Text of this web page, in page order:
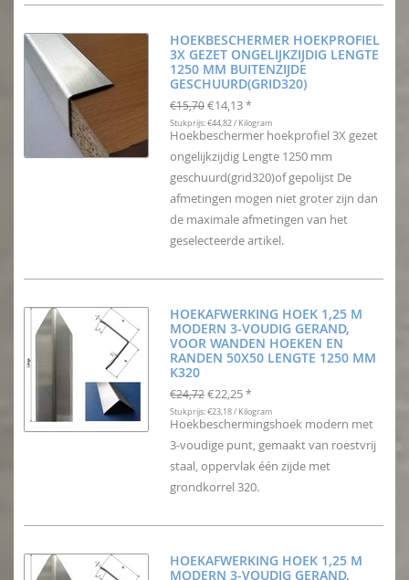
HOEKBESCHERMER HOEKPROFIEL
3X GEZET ONGELIJKZIJDIG LENGTE
1250 MM BUITENZIJDE
GESCHUURD(GRID320)
€15,70 €14,13 *
Stukprijs: €44,82 / Kilogram
Hoekbeschermer hoekprofiel 3X gezet
ongelijkzijdig Lengte 1250 mm
geschuurd(grid320)of gepolijst De
afmetingen mogen niet groter zijn dan
de maximale afmetingen van het
geselecteerde artikel.
HOEKAFWERKING HOEK 1,25 M
MODERN 3-VOUDIG GERAND,
VOOR WANDEN HOEKEN EN
RANDEN 50X50 LENGTE 1250 MM
K320
€24,72 €22,25 *
Stukprijs: €23,18 / Kilogram
Hoekbeschermingshoek modern met
3-voudige punt, gemaakt van roestvrij
staal, oppervlak één zijde met
grondkorrel 320.
HOEKAFWERKING HOEK 1,25 M
MODERN 3-VOUDIG GERAND,